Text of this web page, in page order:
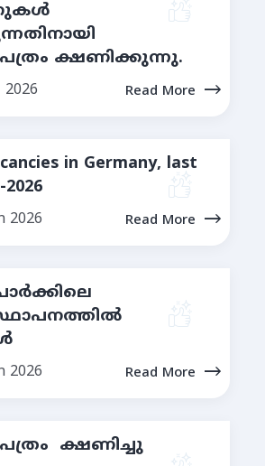
ക്ഷണിക്കുന്നു.
2026 Read More
in Germany, last
2026 Read More
2026 Read More
ക്ഷണിച്ചു